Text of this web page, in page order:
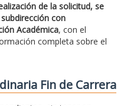
de la solicitud, se
con
Académica, con el
completa sobre el
Fin de Carrera